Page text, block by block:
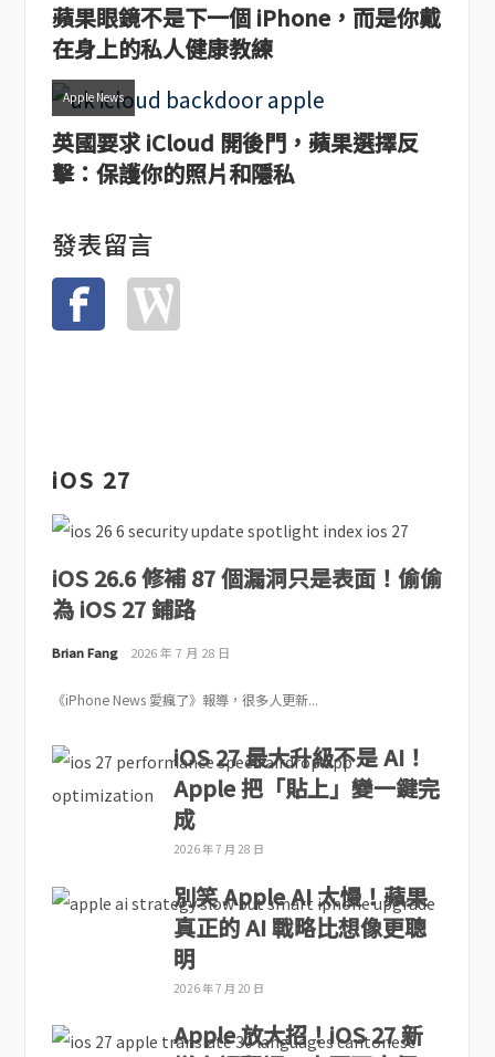
蘋果眼鏡不是下一個 iPhone，而是你戴
在身上的私人健康教練
Apple News
英國要求 iCloud 開後門，蘋果選擇反
擊：保護你的照片和隱私
發表留言
iOS 27
iOS 26.6 修補 87 個漏洞只是表面！偷偷
為 iOS 27 鋪路
Brian Fang 2026 年 7 月 28 日
《iPhone News 愛瘋了》報導，很多人更新...
iOS 27 最大升級不是 AI！
Apple 把「貼上」變一鍵完
成
2026 年 7 月 28 日
別笑 Apple AI 太慢！蘋果
真正的 AI 戰略比想像更聰
明
2026 年 7 月 20 日
Apple 放大招！iOS 27 新